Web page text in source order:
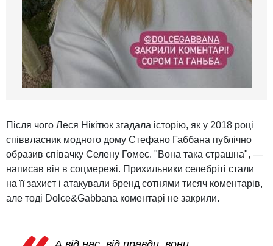
Після чого Леся Нікітюк згадала історію, як у 2018 році
співвласник модного дому Стефано Габбана публічно
образив співачку Селену Гомес. "Вона така страшна", —
написав він в соцмережі. Прихильники селебріті стали
на її захист і атакували бренд сотнями тисяч коментарів,
але тоді Dolce&Gabbana коментарі не закрили.